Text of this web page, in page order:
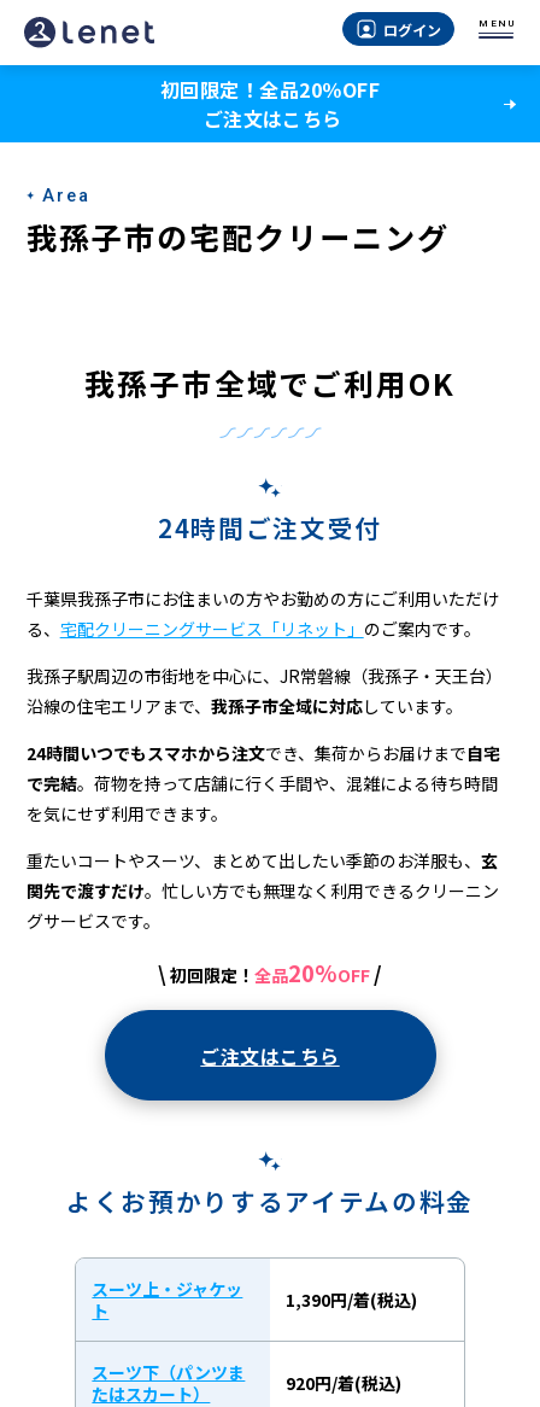
我
孫
市
の
宅
ログイン MENU
初回限定！全品20％OFF
ご注文はこちら
Area
我孫子市の宅配クリーニング
我孫子市全域でご利用OK
24時間ご注文受付
千葉県我孫子市にお住まいの方やお勤めの方にご利用いただけ
る、 宅配クリーニングサービス「リネット」 のご案内です。
我孫子駅周辺の市街地を中心に、JR常磐線（我孫子・天王台）
沿線の住宅エリアまで、 我孫子市全域に対応しています。
24時間いつでもスマホから注文でき、集荷からお届けまで自宅
で完結。荷物を持って店舗に行く手間や、混雑による待ち時間
を気にせず利用できます。
重たいコートやスーツ、まとめて出したい季節のお洋服も、 玄
関先で渡すだけ。忙しい方でも無理なく利用できるクリーニン
グサービスです。
\ 初回限定！ 全品20%OFF /
ご注文はこちら
よくお預かりするアイテムの料金
スーツ上・ジャケッ
ト
1,390円/着(税込)
スーツ下（パンツま
たはスカート）
920円/着(税込)